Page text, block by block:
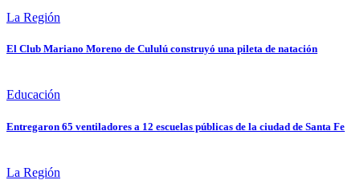
La Región
El Club Mariano Moreno de Cululú construyó una pileta de natación
Educación
Entregaron 65 ventiladores a 12 escuelas públicas de la ciudad de Santa Fe
La Región